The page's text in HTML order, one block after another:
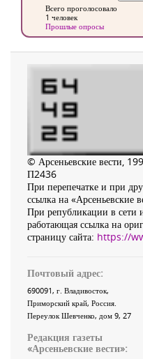
Всего проголосовало
1 человек
Прошлые опросы
© Арсеньевские вести,
П2436
При перепечатке и при
ссылка на «Арсеньевские
При републикации в сети
работающая ссылка на
страницу сайта: https://
Почтовый адрес:
690091, г. Владивосток,
Приморский край, Россия
Переулок Шевченко, дом 9, 27
Редакция газеты
«Арсеньевские вести»: